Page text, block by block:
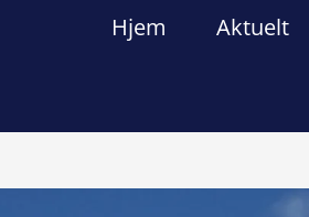
Hjem Aktuelt